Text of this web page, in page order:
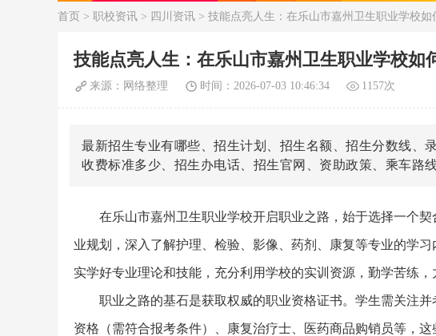
首页 > 职校资讯 > 四川资讯 > 技能点亮人生：在乐山市嘉州卫生职业学校如
技能点亮人生：在乐山市嘉州卫生职业学校如
来源：网络整理 时间：2026-07-03 10:46:34 1157次
最新招生专业有哪些、招生计划、招生名额、招生分数线、
收费标准多少、招生办电话、招生官网、资助政策、乘车路线
在乐山市嘉州卫生职业学校开启职业之路，始于选择一个
业规划，深入了解护理、检验、影像、药剂、康复等专业的学
实学好专业理论和技能，充分利用学校的实训资源，勤学苦练，
职业之路的基石是获取权威的职业资格证书。学生需关注
资格（需符合报考条件）、康复治疗士、医药商品购销员等，